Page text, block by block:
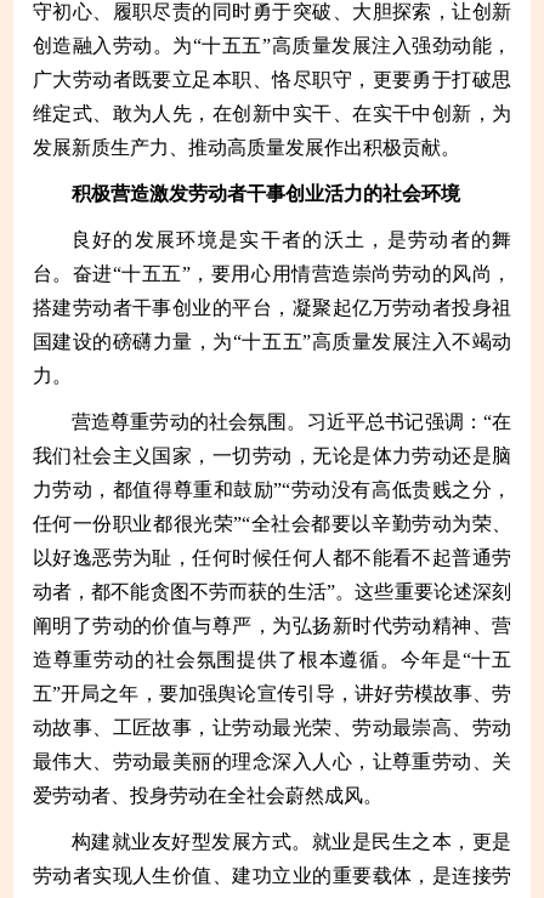
守初心、履职尽责的同时勇于突破、大胆探索，让创新
创造融入劳动。为“十五五”高质量发展注入强劲动能，
广大劳动者既要立足本职、恪尽职守，更要勇于打破思
维定式、敢为人先，在创新中实干、在实干中创新，为
发展新质生产力、推动高质量发展作出积极贡献。
积极营造激发劳动者干事创业活力的社会环境
良好的发展环境是实干者的沃土，是劳动者的舞
台。奋进“十五五”，要用心用情营造崇尚劳动的风尚，
搭建劳动者干事创业的平台，凝聚起亿万劳动者投身祖
国建设的磅礴力量，为“十五五”高质量发展注入不竭动
力。
营造尊重劳动的社会氛围。习近平总书记强调：“在
我们社会主义国家，一切劳动，无论是体力劳动还是脑
力劳动，都值得尊重和鼓励”“劳动没有高低贵贱之分，
任何一份职业都很光荣”“全社会都要以辛勤劳动为荣、
以好逸恶劳为耻，任何时候任何人都不能看不起普通劳
动者，都不能贪图不劳而获的生活”。这些重要论述深刻
阐明了劳动的价值与尊严，为弘扬新时代劳动精神、营
造尊重劳动的社会氛围提供了根本遵循。今年是“十五
五”开局之年，要加强舆论宣传引导，讲好劳模故事、劳
动故事、工匠故事，让劳动最光荣、劳动最崇高、劳动
最伟大、劳动最美丽的理念深入人心，让尊重劳动、关
爱劳动者、投身劳动在全社会蔚然成风。
构建就业友好型发展方式。就业是民生之本，更是
劳动者实现人生价值、建功立业的重要载体，是连接劳